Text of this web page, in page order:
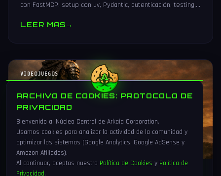
con FastMCP: setup con uv, Pydantic, autenticación, testing,
LEER MAS→
VIDEOJUEGOS
ARCHIVO DE COOKIES: PROTOCOLO DE
PRIVACIDAD
Bienvenido al Núcleo Central de Arkaia Corporation.
Usamos cookies para analizar la actividad de la comunidad y
optimizar los sistemas (Google Analytics, Google AdSense y
Amazon Afiliados).
Al continuar, aceptas nuestra Política de Cookies y Política de
Privacidad.